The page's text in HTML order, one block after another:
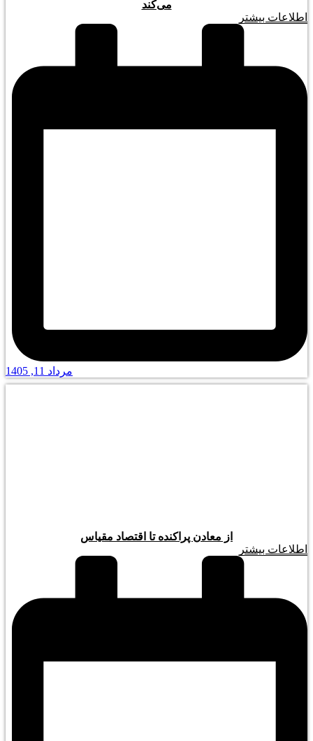
می‌کند
اطلاعات بیشتر
مرداد 11, 1405
از معادن پراکنده تا اقتصاد مقیاس
اطلاعات بیشتر